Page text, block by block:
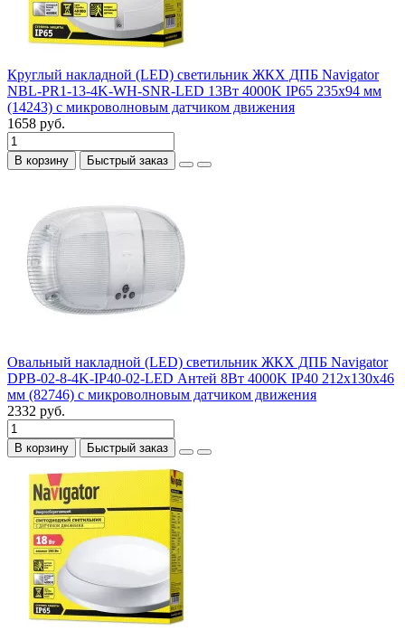
Круглый накладной (LED) светильник ЖКХ ДПБ Navigator
NBL-PR1-13-4K-WH-SNR-LED 13Вт 4000K IP65 235х94 мм
(14243) с микроволновым датчиком движения
1658 руб.
В корзину Быстрый заказ
Овальный накладной (LED) светильник ЖКХ ДПБ Navigator
DPB-02-8-4K-IP40-02-LED Антей 8Вт 4000K IP40 212х130х46
мм (82746) с микроволновым датчиком движения
2332 руб.
В корзину Быстрый заказ